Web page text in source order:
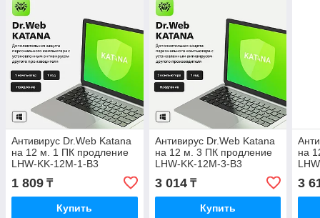
Антивирус Dr.Web Katana
на 12 м. 1 ПК продление
LHW-KK-12M-1-B3
1 809 ₸
Купить
Антивирус Dr.Web Katana
на 12 м. 3 ПК продление
LHW-KK-12M-3-B3
3 014₸
Купить
на
3